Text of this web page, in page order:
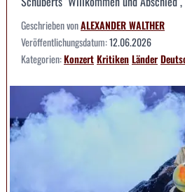
Geschrieben vonALEXANDER WALTHER
Veröffentlichungsdatum:12.06.2026
Kategorien:KonzertKritikenLänder